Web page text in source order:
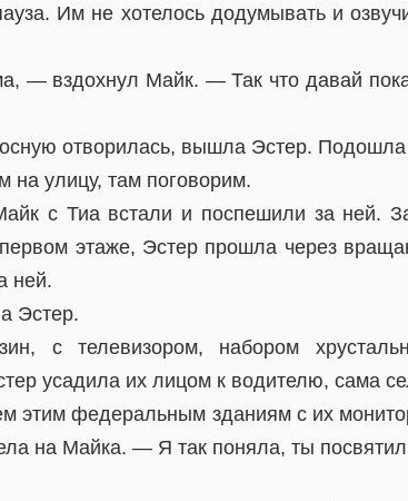
Им не хотелось додумывать и
вздохнул Майк. — Так что давай пока
отворилась, вышла Эстер. Подошла
улицу, там поговорим.
с Тиа встали и поспешили за ней.
этаже, Эстер прошла через
ней.
Эстер.
с телевизором, набором
усадила их лицом к водителю, сама
этим федеральным зданиям с их
на Майка. — Я так поняла, ты